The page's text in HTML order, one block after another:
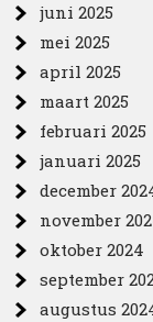
juni 2025
mei 2025
april 2025
maart 2025
februari 2025
januari 2025
december
november
oktober 2024
september
augustus